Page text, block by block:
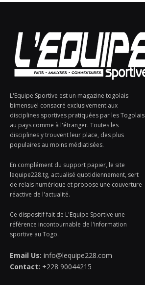
L'Equipe Sportive est un magazine togolais
bimensuel consacré exclusivement aux
disciplines sportives pratiquées par les Togolais
au pays comme à l'étranger. Toutes les
disciplines y trouvent leur place, des plus
populaires au moins médiatisées.
En complément du support papier, le site
lequipe228.tg, actualisé quotidiennement, sert
de relais numérique et propose une couverture
réactive de l'actualité.
Ce dispositif fait de L'Equipe Sportive une
référence incontournable de l'information
sportive au Togo.
Email Us: info@lequipe228.com
Contact: +228 90044215